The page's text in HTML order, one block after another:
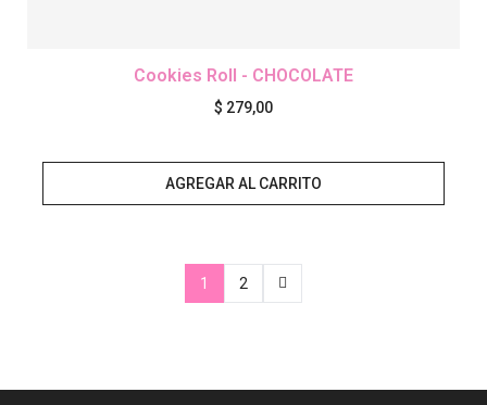
Cookies Roll - CHOCOLATE
$ 279,00
AGREGAR AL CARRITO
1 2